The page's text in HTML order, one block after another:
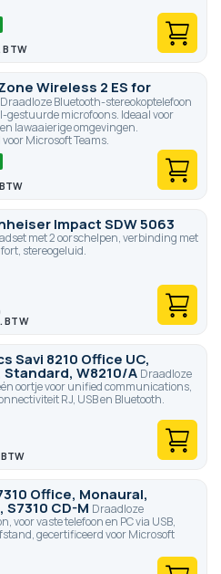
Wireless 2 ES for
Draadloze Bluetooth-stereokoptelefoon
gestuurde microfoons. Ideaal voor
lawaaierige omgevingen.
Microsoft Teams.
Impact SDW 5063
met 2 oorschelpen, verbinding met
stereogeluid.
Savi 8210 Office UC,
Standard, W8210/A Draadloze
oortje voor unified communications,
RJ, USB en Bluetooth.
Office, Monaural,
CD-M Draadloze
voor vaste telefoon en PC via USB,
gecertificeerd voor Microsoft